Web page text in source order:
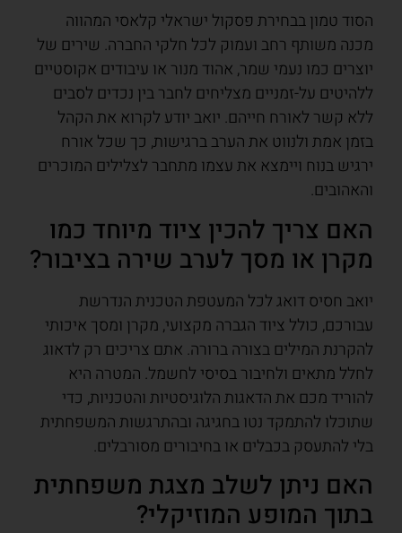
הסוד טמון בבחירת פסקול ישראלי קלאסי המהווה
מכנה משותף רחב ועמוק לכל חלקי החברה. שירים של
יוצרים כמו נעמי שמר, אהוד מנור או עיבודים אקוסטיים
ללהיטים על-זמניים מצליחים לחבר בין נכדים לסבים
ללא קשר לאורח חייהם. יואב יודע לקרוא את הקהל
בזמן אמת ולנווט את הערב ברגישות, כך שכל אורח
ירגיש בנוח ויימצא את עצמו מתחבר לצלילים המוכרים
והאהובים.
האם צריך להכין ציוד מיוחד כמו
מקרן או מסך לערב שירה בציבור?
יואב חסיס דואג לכל המעטפת הטכנית הנדרשת
עבורכם, כולל ציוד הגברה מקצועי, מקרן ומסך איכותי
להקרנת המילים בצורה ברורה. אתם צריכים רק לדאוג
לחלל מתאים ולחיבור בסיסי לחשמל. המטרה היא
להוריד מכם את הדאגות הלוגיסטיות והטכניות, כדי
שתוכלו להתמקד נטו בחגיגה ובהתרגשות המשפחתית
בלי להתעסק בכבלים או בחיבורים מסורבלים.
האם ניתן לשלב מצגת משפחתית
בתוך המופע המוזיקלי?